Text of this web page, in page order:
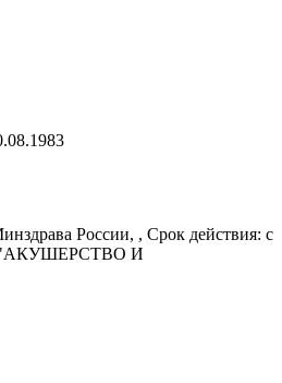
России, , Срок действия: с
"АКУШЕРСТВО И